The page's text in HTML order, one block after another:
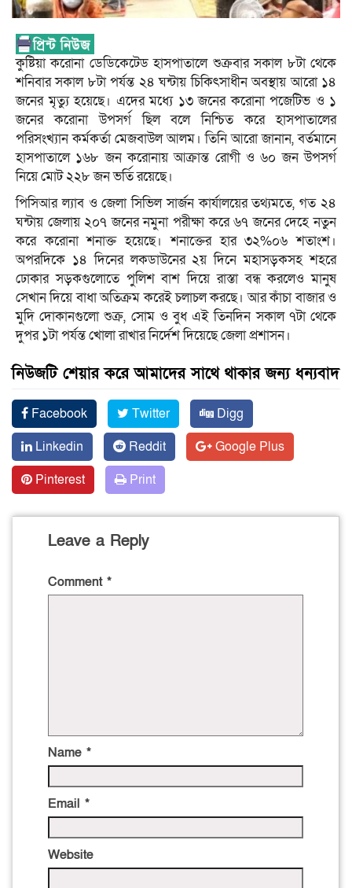
কুষ্টিয়া করোনা ডেডিকেটেড হাসপাতালে শুক্রবার সকাল ৮টা থেকে
শনিবার সকাল ৮টা পর্যন্ত ২৪ ঘন্টায় চিকিৎসাধীন অবস্থায় আরো ১৪
জনের মৃত্যু হয়েছে। এদের মধ্যে ১৩ জনের করোনা পজেটিভ ও ১
জনের করোনা উপসর্গ ছিল বলে নিশ্চিত করে হাসপাতালের
পরিসংখ্যান কর্মকর্তা মেজবাউল আলম। তিনি আরো জানান, বর্তমানে
হাসপাতালে ১৬৮ জন করোনায় আক্রান্ত রোগী ও ৬০ জন উপসর্গ
নিয়ে মোট ২২৮ জন ভর্তি রয়েছে।
পিসিআর ল্যাব ও জেলা সিভিল সার্জন কার্যালয়ের তথ্যমতে, গত ২৪
ঘন্টায় জেলায় ২০৭ জনের নমুনা পরীক্ষা করে ৬৭ জনের দেহে নতুন
করে করোনা শনাক্ত হয়েছে। শনাক্তের হার ৩২%০৬ শতাংশ।
অপরদিকে ১৪ দিনের লকডাউনের ২য় দিনে মহাসড়কসহ শহরে
ঢোকার সড়কগুলোতে পুলিশ বাশ দিয়ে রাস্তা বন্ধ করলেও মানুষ
সেখান দিয়ে বাধা অতিক্রম করেই চলাচল করছে। আর কাঁচা বাজার ও
মুদি দোকানগুলো শুক্র, সোম ও বুধ এই তিনদিন সকাল ৭টা থেকে
দুপর ১টা পর্যন্ত খোলা রাখার নির্দেশ দিয়েছে জেলা প্রশাসন।
নিউজটি শেয়ার করে আমাদের সাথে থাকার জন্য ধন্যবাদ
Facebook Twitter
Digg
Linkedin
Reddit
Google Plus
Pinterest
Print
Leave a Reply
Comment *
Name *
Email *
Website